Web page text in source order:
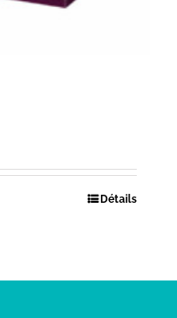
Détails